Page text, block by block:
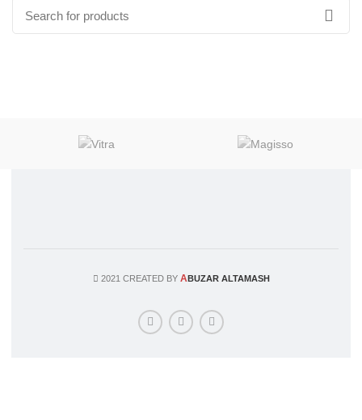
2021 CREATED BY A BUZAR ALTAMASH